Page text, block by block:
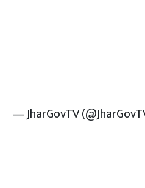
— JharGovTV